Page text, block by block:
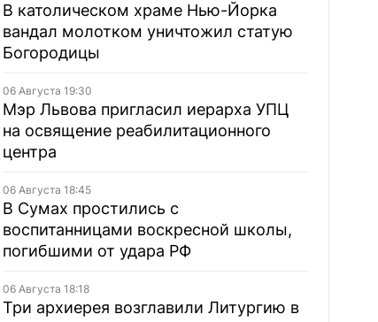
В католическом храме Нью-Йорка
вандал молотком уничтожил статую
Богородицы
06 Августа 19:30
Мэр Львова пригласил иерарха УПЦ
на освящение реабилитационного
центра
06 Августа 18:45
В Сумах простились с
воспитанницами воскресной школы,
погибшими от удара РФ
06 Августа 18:18
Три архиерея возглавили Литургию в